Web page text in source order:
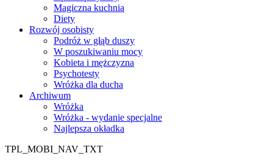
Magiczna kuchnia
Diety
Rozwój osobisty
Podróż w głąb duszy
W poszukiwaniu mocy
Kobieta i mężczyzna
Psychotesty
Wróżka dla ducha
Archiwum
Wróżka
Wróżka - wydanie specjalne
Najlepsza okładka
TPL_MOBI_NAV_TXT